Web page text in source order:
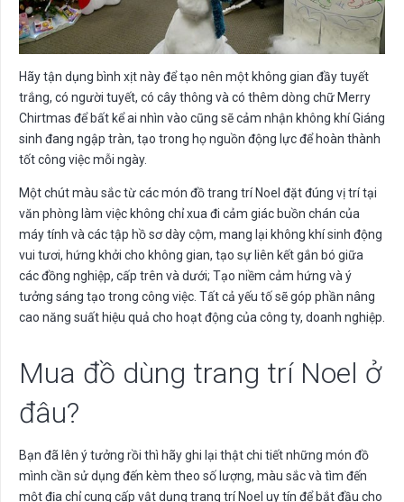
Hãy tận dụng bình xịt này để tạo nên một không gian đầy tuyết
trắng, có người tuyết, có cây thông và có thêm dòng chữ Merry
Chirtmas để bất kể ai nhìn vào cũng sẽ cảm nhận không khí Giáng
sinh đang ngập tràn, tạo trong họ nguồn động lực để hoàn thành
tốt công việc mỗi ngày.
Một chút màu sắc từ các món đồ trang trí Noel đặt đúng vị trí tại
văn phòng làm việc không chỉ xua đi cảm giác buồn chán của
máy tính và các tập hồ sơ dày cộm, mang lại không khí sinh động
vui tươi, hứng khởi cho không gian, tạo sự liên kết gắn bó giữa
các đồng nghiệp, cấp trên và dưới; Tạo niềm cảm hứng và ý
tưởng sáng tạo trong công việc. Tất cả yếu tố sẽ góp phần nâng
cao năng suất hiệu quả cho hoạt động của công ty, doanh nghiệp.
Mua đồ dùng trang trí Noel ở
đâu?
Bạn đã lên ý tưởng rồi thì hãy ghi lại thật chi tiết những món đồ
mình cần sử dụng đến kèm theo số lượng, màu sắc và tìm đến
một địa chỉ cung cấp vật dụng trang trí Noel uy tín để bắt đầu cho